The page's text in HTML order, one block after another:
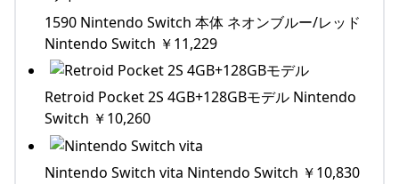
1590 Nintendo Switch 本体 ネオンブルー/レッド
Nintendo Switch ￥11,229
Retroid Pocket 2S 4GB+128GBモデル Nintendo
Switch ￥10,260
Nintendo Switch vita Nintendo Switch ￥10,830